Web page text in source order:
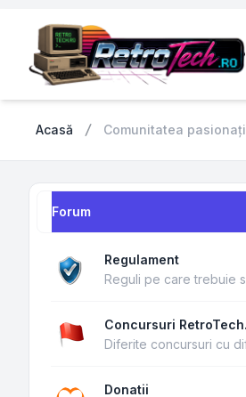
Acasă Comunitatea
Forum
Regulament
Reguli pe care trebuie
Concursuri
Diferite concursuri cu
Donatii